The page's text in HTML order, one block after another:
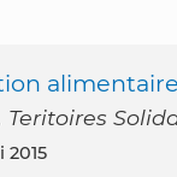
Teritoires
2015